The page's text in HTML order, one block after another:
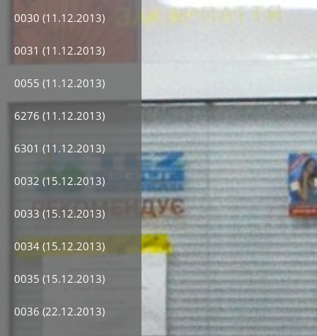
0030 (11.12.2013)
0031 (11.12.2013)
0055 (11.12.2013)
6276 (11.12.2013)
6301 (11.12.2013)
0032 (15.12.2013)
0033 (15.12.2013)
0034 (15.12.2013)
0035 (15.12.2013)
0036 (22.12.2013)